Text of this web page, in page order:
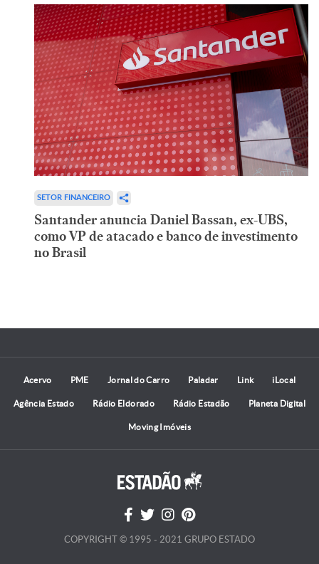
SETOR FINANCEIRO
Santander anuncia Daniel Bassan, ex-UBS,
como VP de atacado e banco de investimento
no Brasil
Acervo PME Jornal do Carro Paladar Link iLocal
Agência Estado Rádio Eldorado Rádio Estadão Planeta Digital
Moving Imóveis
COPYRIGHT © 1995 - 2021 GRUPO ESTADO